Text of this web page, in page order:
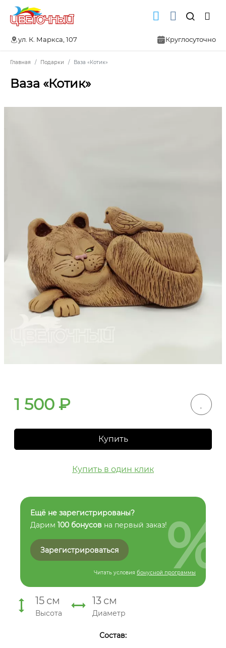
ул. К. Маркса, 107 Круглосуточно
Главная Подарки Ваза «Котик»
Ваза «Котик»
1 500 ₽
Купить
Купить в один клик
Ещё не зарегистрированы?
Дарим 100 бонусов на первый заказ!
Зарегистрироваться
Читать условия бонусной программы
%
15 см
Высота
13 см
Диаметр
Состав: